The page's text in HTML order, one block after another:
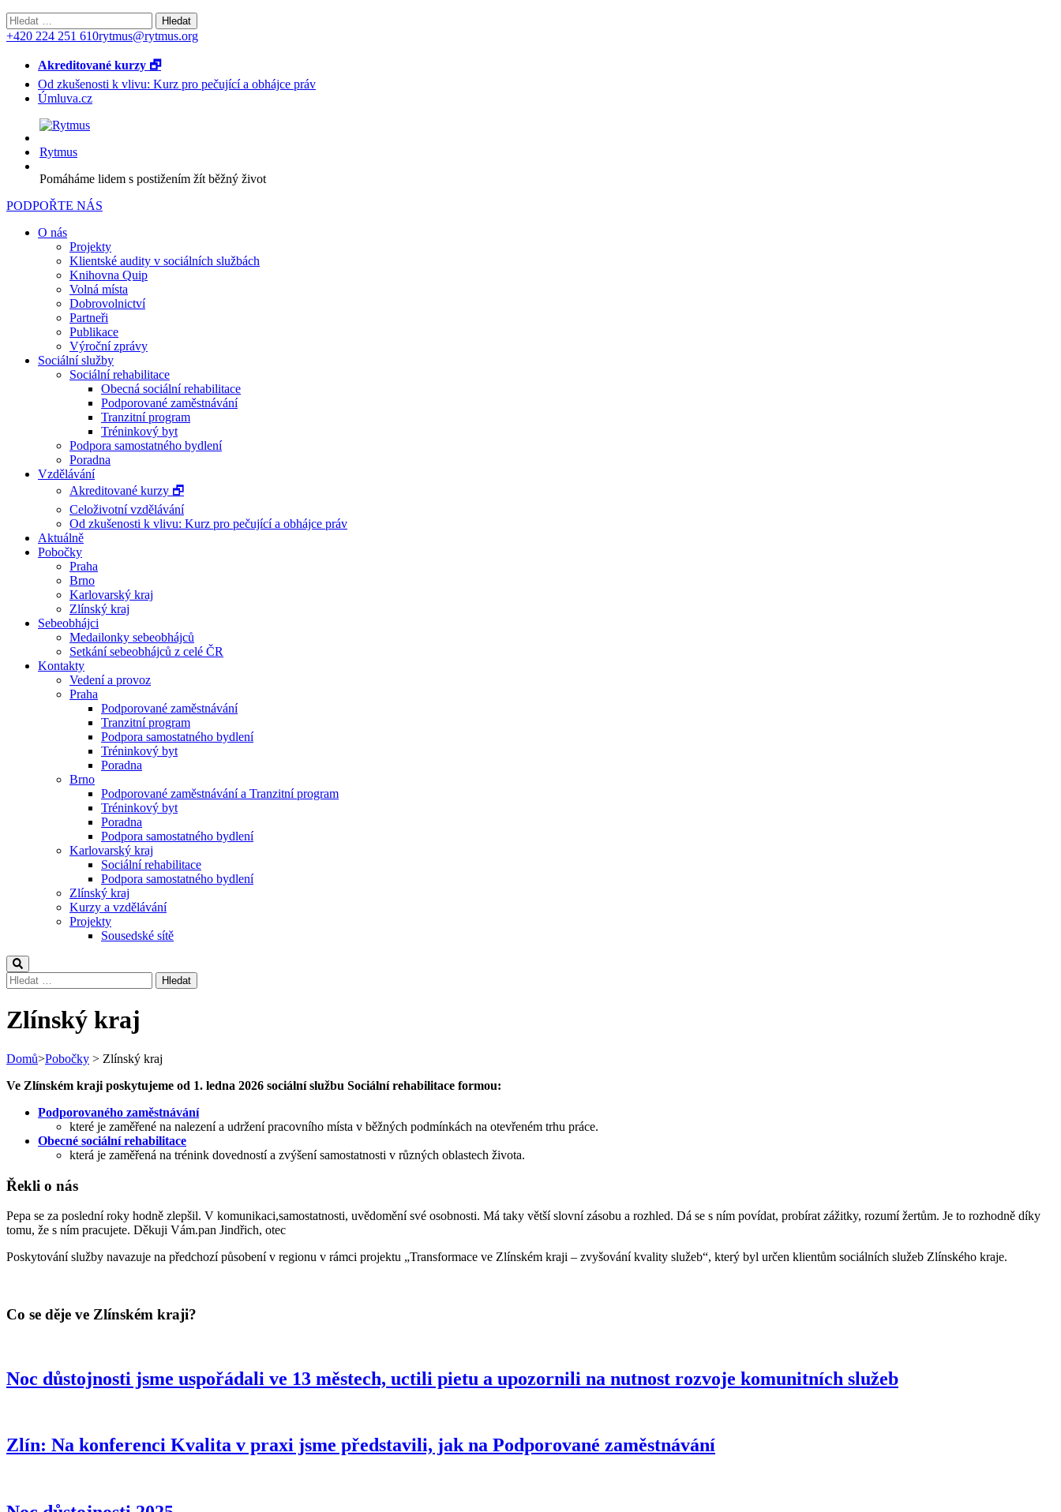
Vyhledávání
+420 224 251 610rytmus@rytmus.org
Akreditované kurzy 🗗
Od zkušenosti k vlivu: Kurz pro pečující a obhájce práv
Úmluva.cz
Rytmus
Pomáháme lidem s postižením žít běžný život
PODPOŘTE NÁS
O nás
Projekty
Klientské audity v sociálních službách
Knihovna Quip
Volná místa
Dobrovolnictví
Partneři
Publikace
Výroční zprávy
Sociální služby
Sociální rehabilitace
Obecná sociální rehabilitace
Podporované zaměstnávání
Tranzitní program
Tréninkový byt
Podpora samostatného bydlení
Poradna
Vzdělávání
Akreditované kurzy 🗗
Celoživotní vzdělávání
Od zkušenosti k vlivu: Kurz pro pečující a obhájce práv
Aktuálně
Pobočky
Praha
Brno
Karlovarský kraj
Zlínský kraj
Sebeobhájci
Medailonky sebeobhájců
Setkání sebeobhájců z celé ČR
Kontakty
Vedení a provoz
Praha
Podporované zaměstnávání
Tranzitní program
Podpora samostatného bydlení
Tréninkový byt
Poradna
Brno
Podporované zaměstnávání a Tranzitní program
Tréninkový byt
Poradna
Podpora samostatného bydlení
Karlovarský kraj
Sociální rehabilitace
Podpora samostatného bydlení
Zlínský kraj
Kurzy a vzdělávání
Projekty
Sousedské sítě
Vyhledávání
Zlínský kraj
Domů>Pobočky > Zlínský kraj
Ve Zlínském kraji poskytujeme od 1. ledna 2026 sociální službu Sociální rehabilitace formou:
Podporovaného zaměstnávání
které je zaměřené na nalezení a udržení pracovního místa v běžných podmínkách na otevřeném trhu práce.
Obecné sociální rehabilitace
která je zaměřená na trénink dovedností a zvýšení samostatnosti v různých oblastech života.
Řekli o nás
Pepa se za poslední roky hodně zlepšil. V komunikaci,samostatnosti, uvědomění své osobnosti. Má taky větší slovní zásobu a rozhled. Dá se s ním povídat, probírat zážitky, rozumí žertům. Je to rozhodně díky
tomu, že s ním pracujete. Děkuji Vám.pan Jindřich, otec
Poskytování služby navazuje na předchozí působení v regionu v rámci projektu „Transformace ve Zlínském kraji – zvyšování kvality služeb“, který byl určen klientům sociálních služeb Zlínského kraje.
Co se děje ve Zlínském kraji?
Noc důstojnosti jsme uspořádali ve 13 městech, uctili pietu a upozornili na nutnost rozvoje komunitních služeb
Zlín: Na konferenci Kvalita v praxi jsme představili, jak na Podporované zaměstnávání